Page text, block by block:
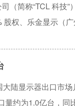
（简称“TCL 科技
股权、乐金显示（
、LGDGZ 公
并报表。
陆显示器出口市
约为1.0亿台，